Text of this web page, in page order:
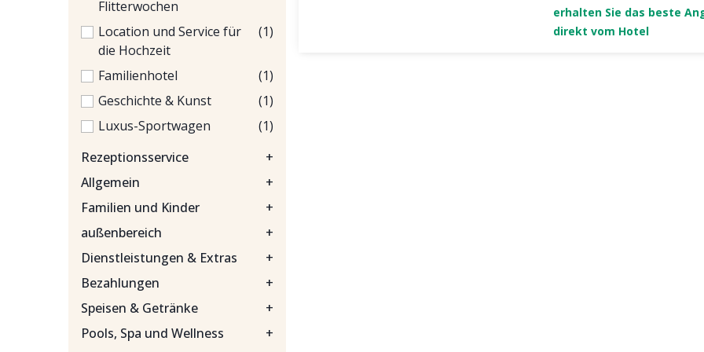
Flitterwochen
Location und Service für
die Hochzeit
(1)
Familienhotel
(1)
Geschichte & Kunst
(1)
Luxus-Sportwagen
(1)
Rezeptionsservice
+
Allgemein
+
Familien und Kinder
+
außenbereich
+
Dienstleistungen & Extras
+
Bezahlungen
+
Speisen & Getränke
+
Pools, Spa und Wellness
+
erhalten Sie das beste
direkt vom Hotel